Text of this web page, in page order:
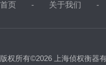
首页 关于我们
版权所有©2026 上海侦权衡器